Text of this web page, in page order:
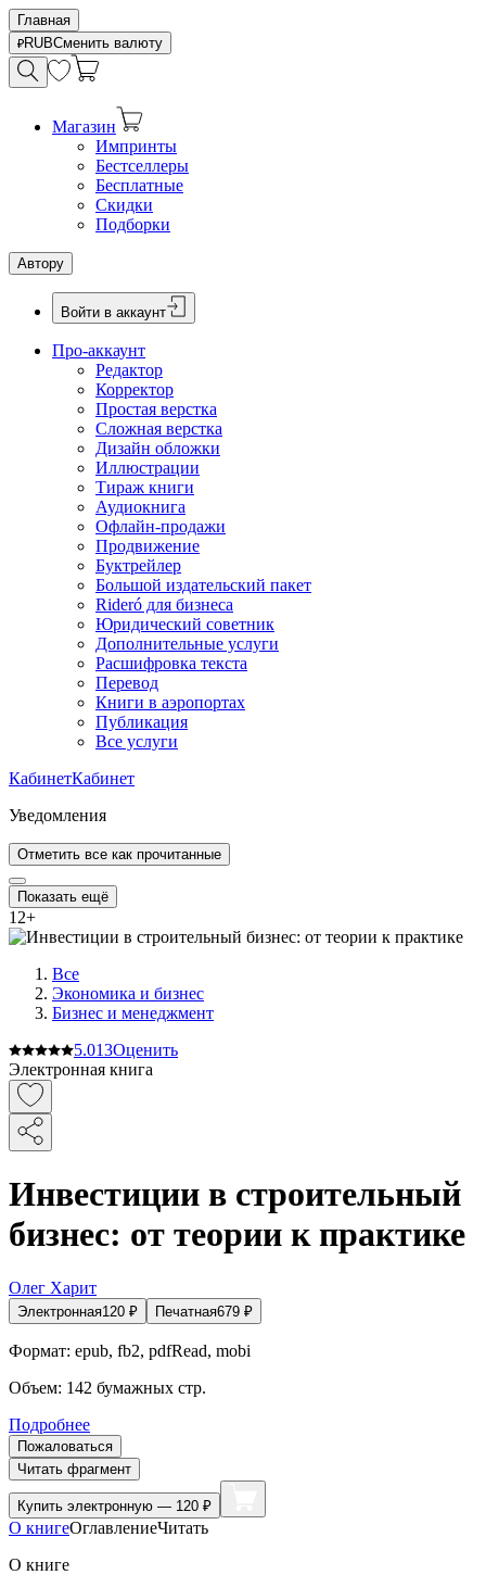
Главная
RUBСменить валюту
Магазин
Импринты
Бестселлеры
Бесплатные
Скидки
Подборки
Автору
Войти в аккаунт
Про-аккаунт
Редактор
Корректор
Простая верстка
Сложная верстка
Дизайн обложки
Иллюстрации
Тираж книги
Аудиокнига
Офлайн-продажи
Продвижение
Буктрейлер
Большой издательский пакет
Rideró для бизнеса
Юридический советник
Дополнительные услуги
Расшифровка текста
Перевод
Книги в аэропортах
Публикация
Все услуги
КабинетКабинет
Уведомления
Отметить все как прочитанные
Показать ещё
12+
Все
Экономика и бизнес
Бизнес и менеджмент
5.013Оценить
Электронная книга
Инвестиции в строительный
бизнес: от теории к практике
Олег Харит
Электронная120 ₽ Печатная679 ₽
Формат: epub, fb2, pdfRead, mobi
Объем: 142 бумажных стр.
Подробнее
Пожаловаться
Читать фрагмент
Купить электронную — 120 ₽
О книгеОглавлениеЧитать
О книге